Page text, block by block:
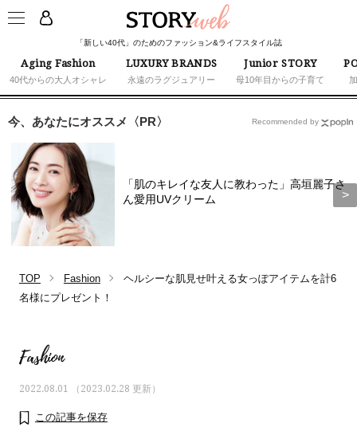
「新しい40代」のためのファッション&ライフスタイル誌
Aging Fashion
40代からの大人オシャレ
LUXURY BRANDS
永遠のラグジュアリー
Junior STORY
母10年目からの子育て
今、あなたにオススメ〈PR〉
「肌のキレイな友人に教わった」高垣麗子さ
ん愛用UVクリーム
Recommended by
TOP Fashion
ヘルシーな肌見せ叶える女っぽアイテムを計6
名様にプレゼント！
Fashion
2022.08.01 （2023.02.28 更新）
この記事を保存